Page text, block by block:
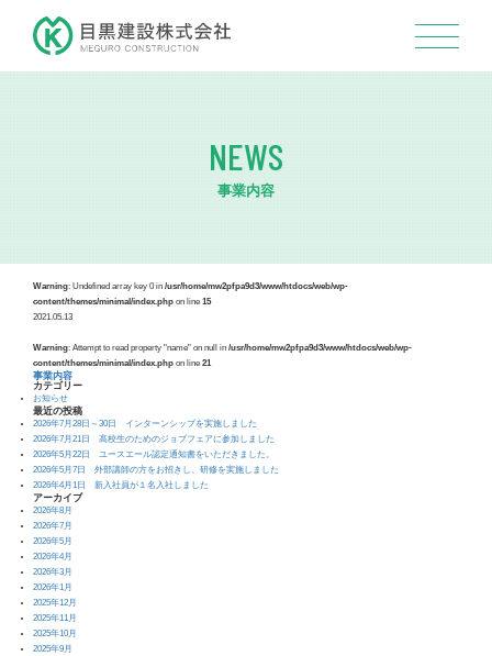
NEWS
事業内容
Warning: Undefined array key 0 in /usr/home/mw2pfpa9d3/www/htdocs/web/wp-
content/themes/minimal/index.php on line 15
2021.05.13
Warning: Attempt to read property "name" on null in /usr/home/mw2pfpa9d3/www/htdocs/web/wp-
content/themes/minimal/index.php on line 21
事業内容
カテゴリー
お知らせ
最近の投稿
2026年7月28日～30日 インターンシップを実施しました
2026年7月21日 高校生のためのジョブフェアに参加しました
2026年5月22日 ユースエール認定通知書をいただきました。
2026年5月7日 外部講師の方をお招きし、研修を実施しました
2026年4月1日 新入社員が１名入社しました
アーカイブ
2026年8月
2026年7月
2026年5月
2026年4月
2026年3月
2026年1月
2025年12月
2025年11月
2025年10月
2025年9月